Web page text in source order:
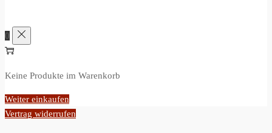
Warenkorb
0